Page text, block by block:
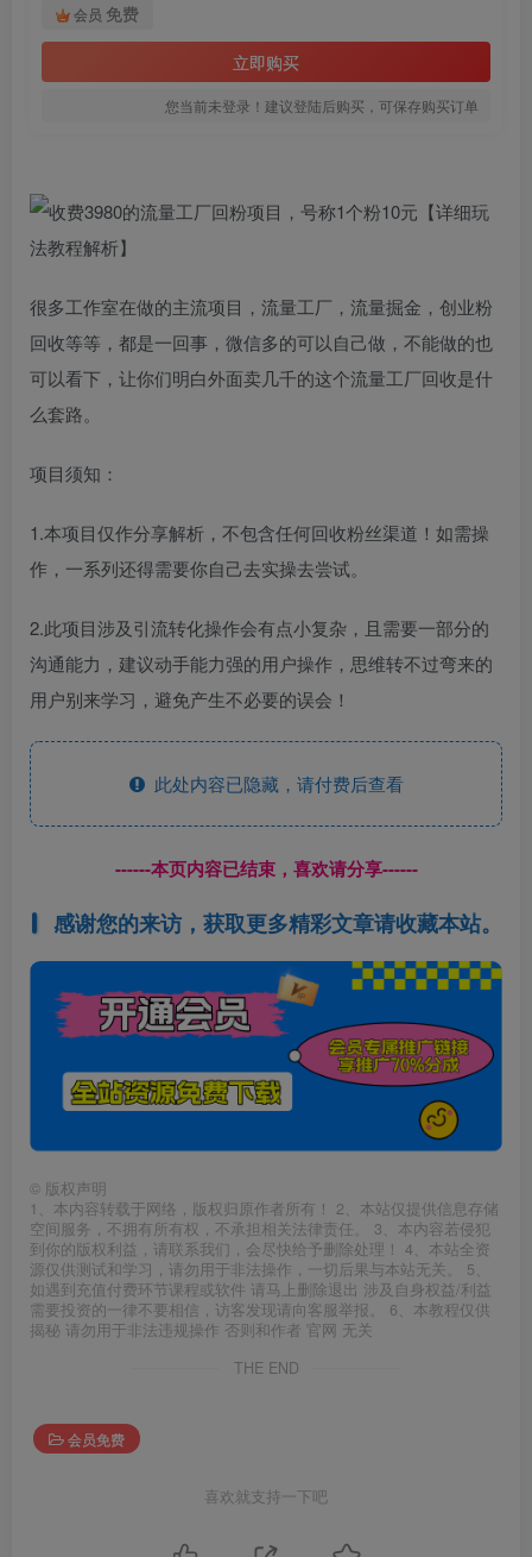
会员 免费
立即购买
您当前未登录！建议登陆后购买，可保存购买订单
很多工作室在做的主流项目，流量工厂，流量掘金，创业粉
回收等等，都是一回事，微信多的可以自己做，不能做的也
可以看下，让你们明白外面卖几千的这个流量工厂回收是什
么套路。
项目须知：
1.本项目仅作分享解析，不包含任何回收粉丝渠道！如需操
作，一系列还得需要你自己去实操去尝试。
2.此项目涉及引流转化操作会有点小复杂，且需要一部分的
沟通能力，建议动手能力强的用户操作，思维转不过弯来的
用户别来学习，避免产生不必要的误会！
此处内容已隐藏，请付费后查看
------本页内容已结束，喜欢请分享------
感谢您的来访，获取更多精彩文章请收藏本站。
© 版权声明
1、本内容转载于网络，版权归原作者所有！ 2、本站仅提供信息存储
空间服务，不拥有所有权，不承担相关法律责任。 3、本内容若侵犯
到你的版权利益，请联系我们，会尽快给予删除处理！ 4、本站全资
源仅供测试和学习，请勿用于非法操作，一切后果与本站无关。 5、
如遇到充值付费环节课程或软件 请马上删除退出 涉及自身权益/利益
需要投资的一律不要相信，访客发现请向客服举报。 6、本教程仅供
揭秘 请勿用于非法违规操作 否则和作者 官网 无关
THE END
会员免费
喜欢就支持一下吧